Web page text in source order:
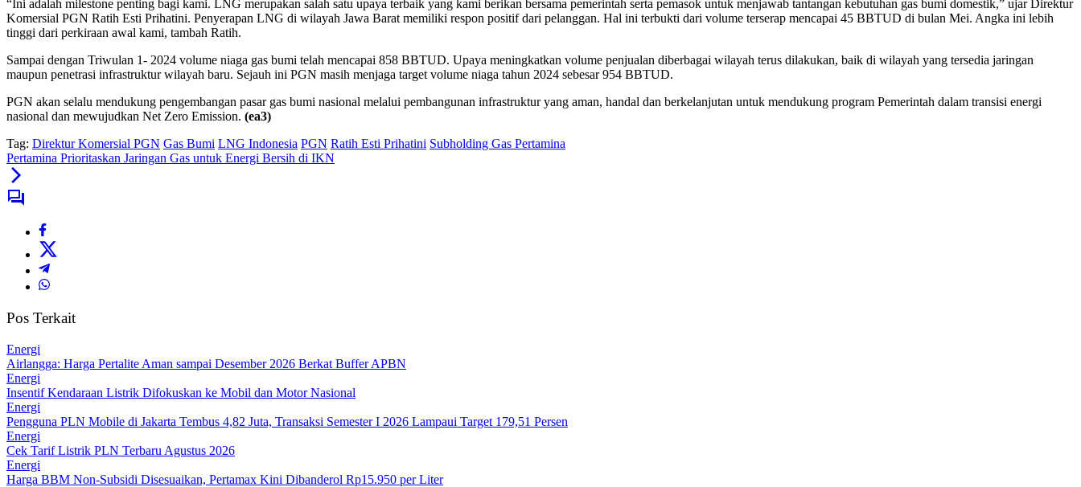
“Ini adalah milestone penting bagi kami. LNG merupakan salah satu upaya terbaik yang kami berikan bersama pemerintah serta pemasok untuk menjawab tantangan kebutuhan gas bumi domestik,” ujar Direktur
Komersial PGN Ratih Esti Prihatini. Penyerapan LNG di wilayah Jawa Barat memiliki respon positif dari pelanggan. Hal ini terbukti dari volume terserap mencapai 45 BBTUD di bulan Mei. Angka ini lebih
tinggi dari perkiraan awal kami, tambah Ratih.
Sampai dengan Triwulan 1- 2024 volume niaga gas bumi telah mencapai 858 BBTUD. Upaya meningkatkan volume penjualan diberbagai wilayah terus dilakukan, baik di wilayah yang tersedia jaringan
maupun penetrasi infrastruktur wilayah baru. Sejauh ini PGN masih menjaga target volume niaga tahun 2024 sebesar 954 BBTUD.
PGN akan selalu mendukung pengembangan pasar gas bumi nasional melalui pembangunan infrastruktur yang aman, handal dan berkelanjutan untuk mendukung program Pemerintah dalam transisi energi
nasional dan mewujudkan Net Zero Emission. (ea3)
Tag: Direktur Komersial PGN Gas Bumi LNG Indonesia PGN Ratih Esti Prihatini Subholding Gas Pertamina
Pertamina Prioritaskan Jaringan Gas untuk Energi Bersih di IKN
Pos Terkait
Energi
Airlangga: Harga Pertalite Aman sampai Desember 2026 Berkat Buffer APBN
Energi
Insentif Kendaraan Listrik Difokuskan ke Mobil dan Motor Nasional
Energi
Pengguna PLN Mobile di Jakarta Tembus 4,82 Juta, Transaksi Semester I 2026 Lampaui Target 179,51 Persen
Energi
Cek Tarif Listrik PLN Terbaru Agustus 2026
Energi
Harga BBM Non-Subsidi Disesuaikan, Pertamax Kini Dibanderol Rp15.950 per Liter